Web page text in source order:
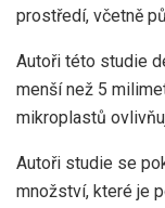
prostředí, včetně
Autoři této studie
menší než 5
mikroplastů
Autoři studie se
množství, které je